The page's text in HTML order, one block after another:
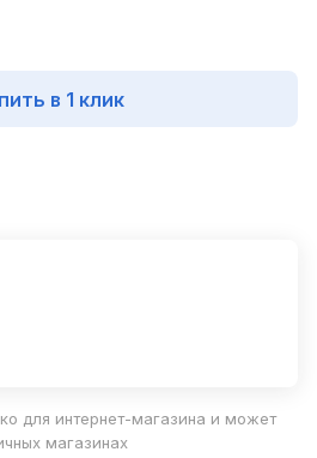
в 1 клик
для интернет-магазина и может
магазинах